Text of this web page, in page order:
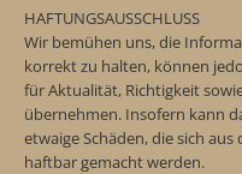
HAFTUNGSAUSSCHLUSS
Wir bemühen uns, die
korrekt zu halten, können
für Aktualität, Richtigkeit
übernehmen. Insofern kann
etwaige Schäden, die sich
haftbar gemacht werden.